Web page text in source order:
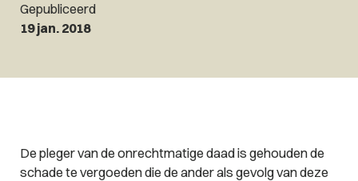
Gepubliceerd
19 jan. 2018
De pleger van de onrechtmatige daad is gehouden de
schade te vergoeden die de ander als gevolg van deze